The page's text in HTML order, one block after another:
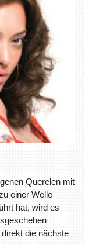
Querelen mit
einer Welle
hat, wird es
die nächste